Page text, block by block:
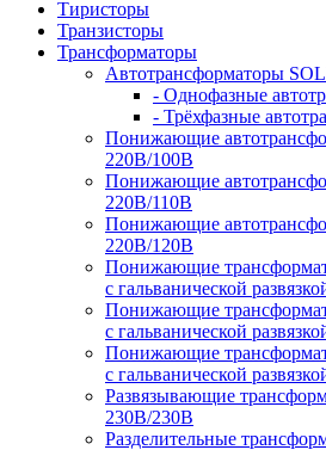
Тиристоры
Транзисторы
Трансформаторы
Автотрансформаторы
- Однофазные
- Трёхфазные
Понижающие
220В/100В
Понижающие
220В/110В
Понижающие
220В/120В
Понижающие
с гальванической
Понижающие
с гальванической
Понижающие
с гальванической
Развязывающие
230В/230В
Разделительные